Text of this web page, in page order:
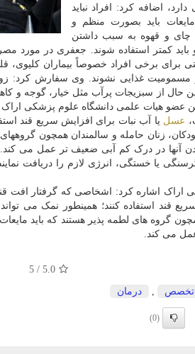
اضافه کرد: افراد نباید
باید بصورت منظم و
چای و قهوه به سبب داشتن
کمتر استفاده شوند. جعفری در مورد
برخی افراد خصوصاً بیماران کلیوی،
مسمومیت غذایی نشوند. وی سفارش کرد:
حال از سبزیجات پرآب مثل خیار، گوجه و کاهو
عضو هیات علمی دانشگاه علوم پزشکی اراک
عسل یا آب نبات برای افزایش سریع قند
زنان حامله و سالمندان همچون
آنها در درک کم آبی ضعیف تر عمل می کند.
یا خستگی، انرژی لازم را دریافت
اراک اشاره کرد: اشخاصی که گرفتار افت
قند استفاده کنند؛ همینطور نمک می
گروه های لطمه پذیر هستند که باید
می کند.
5.0
/
5
تخصص , درمان
(0)